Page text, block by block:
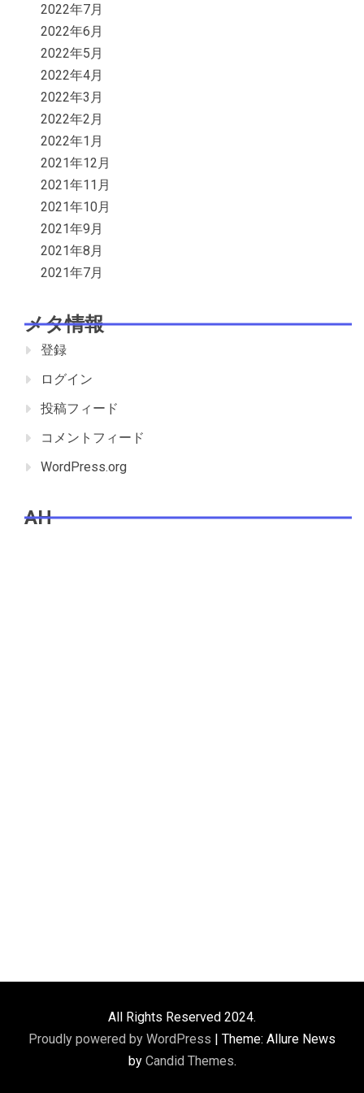
2022年7月
2022年6月
2022年5月
2022年4月
2022年3月
2022年2月
2022年1月
2021年12月
2021年11月
2021年10月
2021年9月
2021年8月
2021年7月
メタ情報
登録
ログイン
投稿フィード
コメントフィード
WordPress.org
AH
All Rights Reserved 2024.
Proudly powered by WordPress | Theme: Allure News
by Candid Themes.